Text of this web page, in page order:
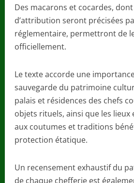
Des macarons et cocardes,
d’attribution seront précisées
réglementaire, permettront de
officiellement.
Le texte accorde une
sauvegarde du patrimoine
palais et résidences des chefs
objets rituels, ainsi que les lieux
aux coutumes et traditions
protection étatique.
Un recensement exhaustif du
de chaque chefferie est